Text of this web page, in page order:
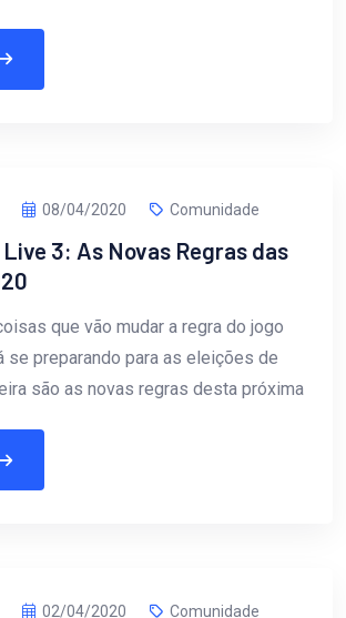
08/04/2020 Comunidade
3: As Novas Regras das
que vão mudar a regra do jogo
se preparando para as eleições de
são as novas regras desta próxima
02/04/2020 Comunidade